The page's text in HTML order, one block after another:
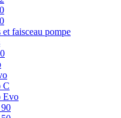
et faisceau pompe
C
Evo